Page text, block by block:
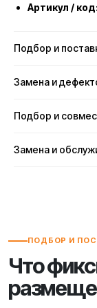
Артикул / код:
Подбор и
Замена и
Подбор и
Замена и
ПОДБОР И
Что